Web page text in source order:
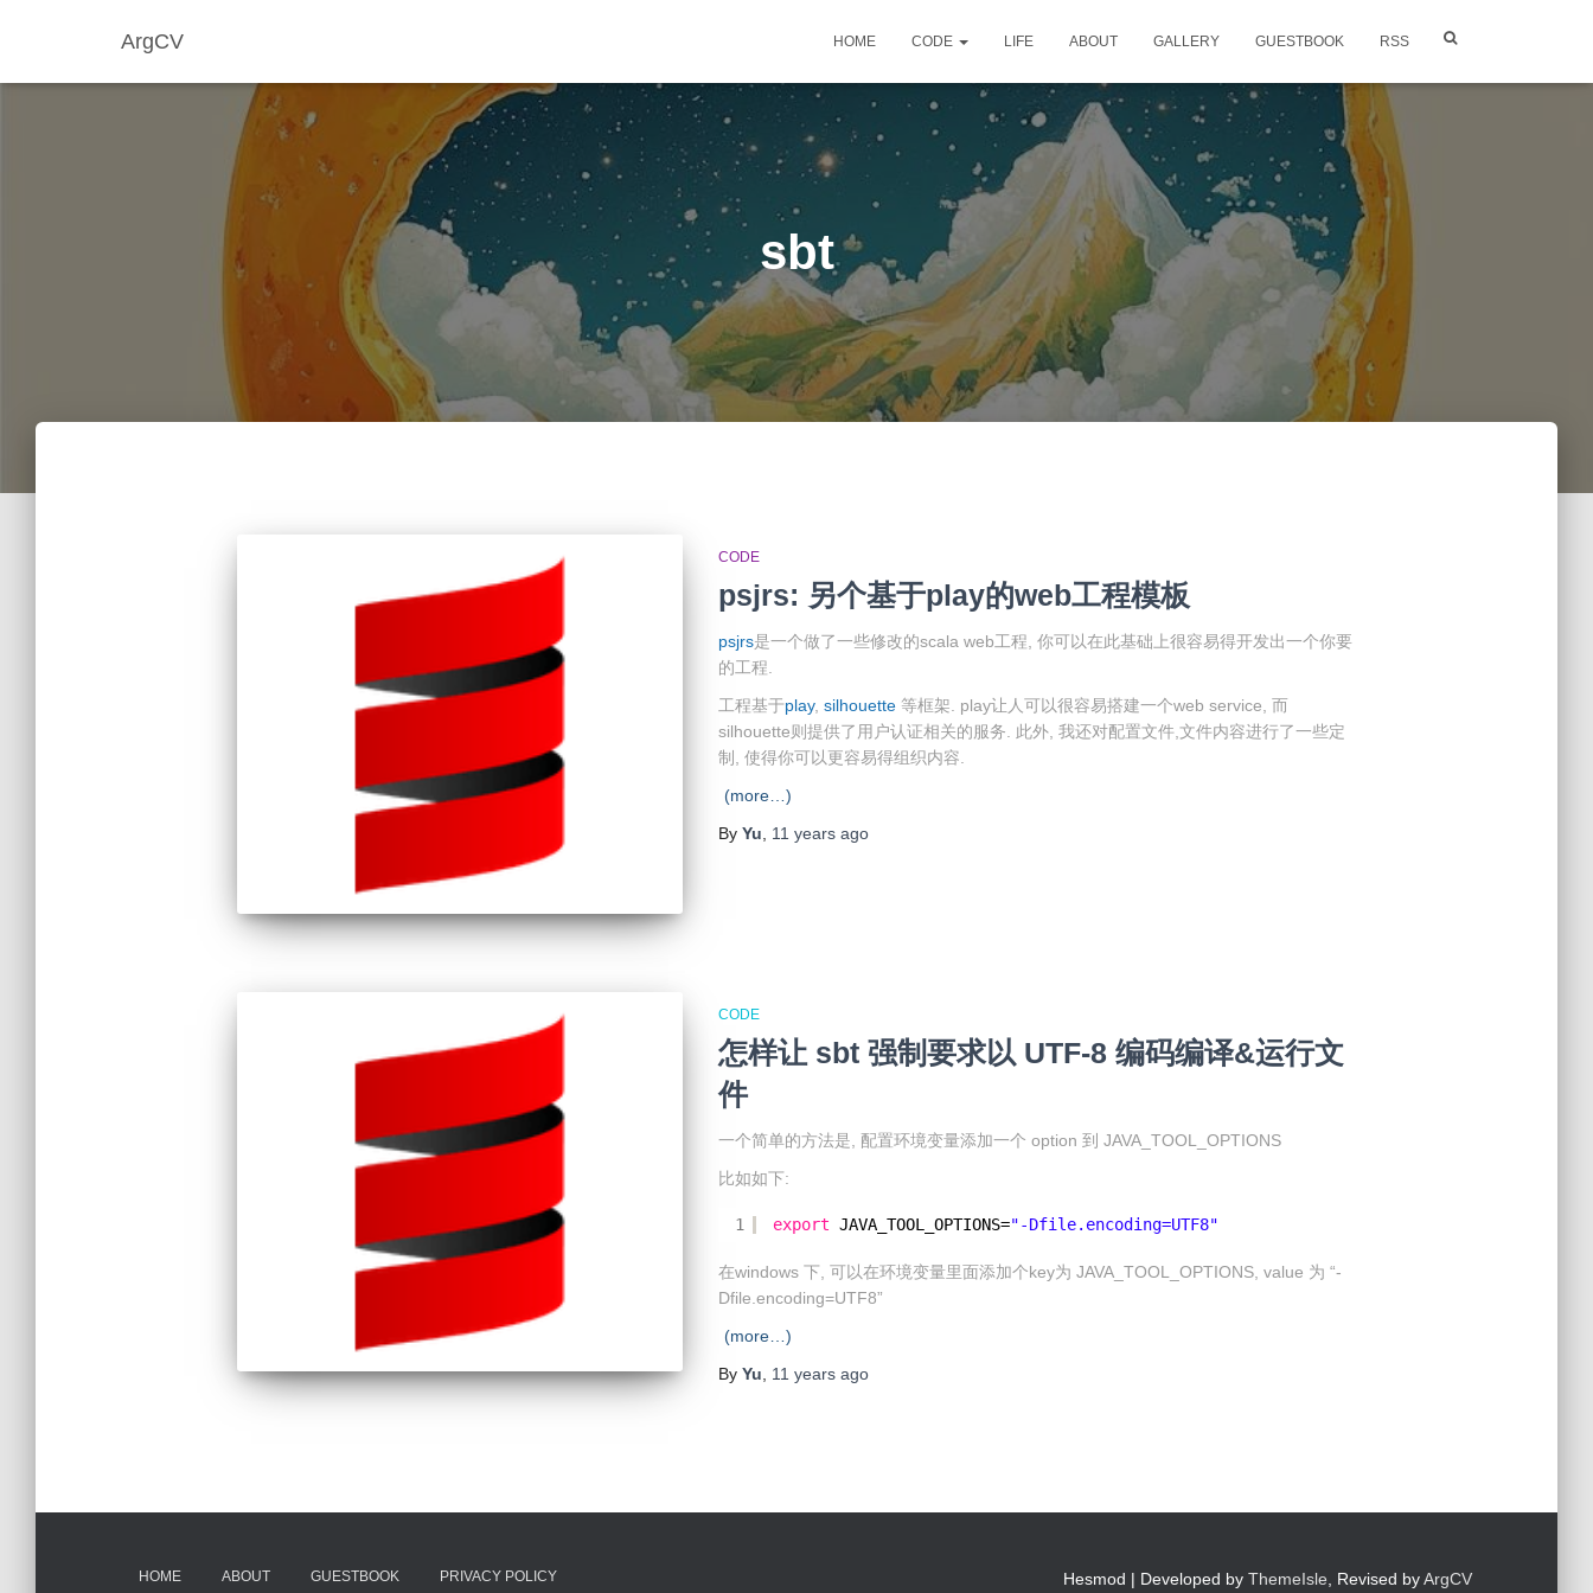
ArgCV HOME CODE LIFE ABOUT GALLERY GUESTBOOK RSS
sbt
CODE
psjrs: 另个基于play的web工程模板
psjrs是一个做了一些修改的scala web工程, 你可以在此基础上很容易得开发出一个你要
的工程.
工程基于play, silhouette等框架. play让人可以很容易搭建一个web service, 而
silhouette则提供了用户认证相关的服务. 此外, 我还对配置文件,文件内容进行了一些定
制, 使得你可以更容易得组织内容.
(more…)
By Yu 11 yearsago
CODE
怎样让 sbt 强制要求以 UTF-8 编码编译&运行文
件
一个简单的方法是, 配置环境变量添加一个 option 到 JAVA_TOOL_OPTIONS
比如如下:
1 export JAVA_TOOL_OPTIONS="-Dfile.encoding=UTF8"
在windows 下, 可以在环境变量里面添加个key为 JAVA_TOOL_OPTIONS, value 为 “-
Dfile.encoding=UTF8”
(more…)
By Yu 11 yearsago
HOME ABOUT GUESTBOOK PRIVACY POLICY Hesmod | Developed by ThemeIsle , Revised byArgCV